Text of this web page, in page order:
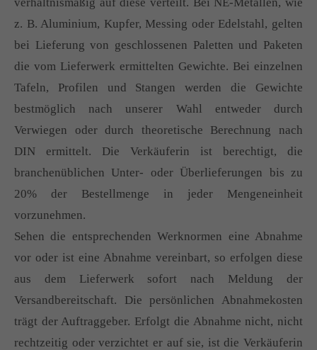
z. B. Aluminium, Kupfer, Messing oder Edelstahl, gelten
bei Lieferung von geschlossenen Paletten und Paketen
die vom Lieferwerk ermittelten Gewichte. Bei einzelnen
Tafeln, Profilen und Stangen werden die Gewichte
bestmöglich nach unserer Wahl entweder durch
Verwiegen oder durch theoretische Berechnung nach
DIN ermittelt. Die Verkäuferin ist berechtigt, die
branchenüblichen Unter- oder Überlieferungen bis zu
20% der Bestellmenge in jeder Mengeneinheit
vorzunehmen.
Sehen die entsprechenden Werknormen eine Abnahme
vor oder ist eine Abnahme vereinbart, so erfolgen diese
aus dem Lieferwerk sofort nach Meldung der
Versandbereitschaft. Die persönlichen Abnahmekosten
trägt der Auftraggeber. Erfolgt die Abnahme nicht, nicht
rechtzeitig oder verzichtet er auf sie, ist die Verkäuferin